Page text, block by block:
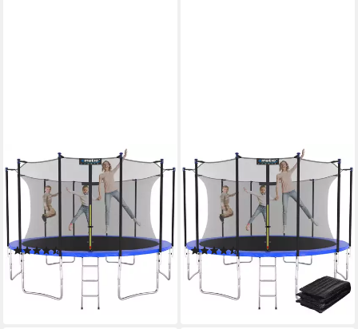
KINETIC SPORTS
Gartentrampolin SALTO, Ø
366 cm, Kindertrampolin Set
mit Sicherheitsnetz, USA
Sprungtuch, Leiter
(36)
ab 219,99 €
lieferbar - in 3-4 Werktagen bei dir
KINETIC SPORTS
Gartentrampolin SALTO
PLUS, Ø 366 cm, Komplett-
Set mit Leiter, Regenplane,
Einstiegsleiter
(84)
ab 219,99 €
lieferbar - in 3-4 Werktagen bei dir